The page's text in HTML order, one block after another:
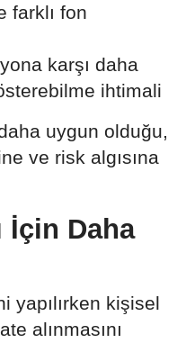
farklı fon
karşı daha
ihtimali
uygun olduğu,
ve risk algısına
İçin Daha
yapılırken kişisel
alınmasını